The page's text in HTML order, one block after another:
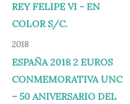
2018
ESPAÑA 2018 2 EUROS
CONMEMORATIVA UNC
– 50 ANIVERSARIO DEL